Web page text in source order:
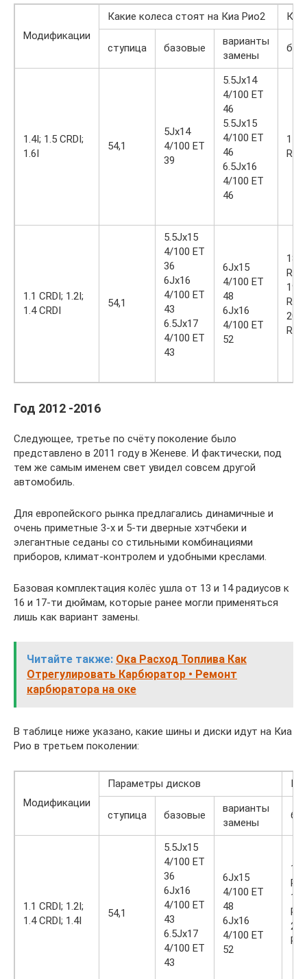
Модификации
Какие колеса стоят на Киа Рио2
ступица базовые
варианты
замены
1.4I; 1.5 CRDI;
1.6I
54,1
5Jx14
4/100 ET
39
5.5Jx14
4/100 ET
46
5.5Jx15
4/100 ET
46
6.5Jx16
4/100 ET
46
R14
1.1 CRDI; 1.2I;
1.4 CRDI
54,1
5.5Jx15
4/100 ET
36
6Jx16
4/100 ET
43
6.5Jx17
4/100 ET
43
6Jx15
4/100 ET
48
6Jx16
4/100 ET
52
R15
R16
R17
Год 2012 -2016
Следующее, третье по счёту поколение было
представлено в 2011 году в Женеве. И фактически, под
тем же самым именем свет увидел совсем другой
автомобиль.
Для европейского рынка предлагались динамичные и
очень приметные 3-х и 5-ти дверные хэтчбеки и
элегантные седаны со стильными комбинациями
приборов, климат-контролем и удобными креслами.
Базовая комплектация колёс ушла от 13 и 14 радиусов к
16 и 17-ти дюймам, которые ранее могли применяться
лишь как вариант замены.
Читайте также: Ока Расход Топлива Как
Отрегулировать Карбюратор • Ремонт
карбюратора на оке
В таблице ниже указано, какие шины и диски идут на Киа
Рио в третьем поколении:
Модификации
Параметры дисков
ступица базовые
варианты
замены
1.1 CRDI; 1.2I;
1.4 CRDI; 1.4I
54,1
5.5Jx15
4/100 ET
36
6Jx16
4/100 ET
43
6.5Jx17
4/100 ET
43
6Jx15
4/100 ET
48
6Jx16
4/100 ET
52
R15
R16
R17